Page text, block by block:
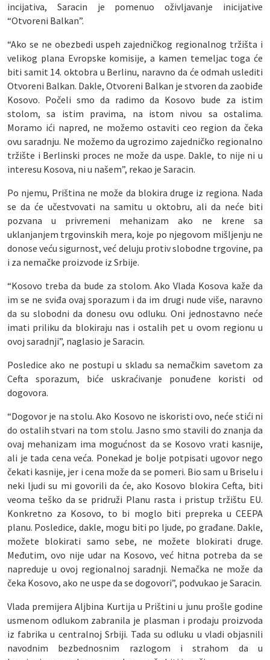
incijativa, Saracin je pomenuo oživljavanje inicijative
“Otvoreni Balkan”.
“Ako se ne obezbedi uspeh zajedničkog regionalnog tržišta i
velikog plana Evropske komisije, a kamen temeljac toga će
biti samit 14. oktobra u Berlinu, naravno da će odmah uslediti
Otvoreni Balkan. Dakle, Otvoreni Balkan je stvoren da zaobiđe
Kosovo. Počeli smo da radimo da Kosovo bude za istim
stolom, sa istim pravima, na istom nivou sa ostalima.
Moramo ići napred, ne možemo ostaviti ceo region da čeka
ovu saradnju. Ne možemo da ugrozimo zajedničko regionalno
tržište i Berlinski proces ne može da uspe. Dakle, to nije ni u
interesu Kosova, ni u našem”, rekao je Saracin.
Po njemu, Priština ne može da blokira druge iz regiona. Nada
se da će učestvovati na samitu u oktobru, ali da neće biti
pozvana u privremeni mehanizam ako ne krene sa
uklanjanjem trgovinskih mera, koje po njegovom mišljenju ne
donose veću sigurnost, već deluju protiv slobodne trgovine, pa
i za nemačke proizvode iz Srbije.
“Kosovo treba da bude za stolom. Ako Vlada Kosova kaže da
im se ne sviđa ovaj sporazum i da im drugi nude više, naravno
da su slobodni da donesu ovu odluku. Oni jednostavno neće
imati priliku da blokiraju nas i ostalih pet u ovom regionu u
ovoj saradnji”, naglasio je Saracin.
Posledice ako ne postupi u skladu sa nemačkim savetom za
Cefta sporazum, biće uskraćivanje ponuđene koristi od
dogovora.
“Dogovor je na stolu. Ako Kosovo ne iskoristi ovo, neće stići ni
do ostalih stvari na tom stolu. Jasno smo stavili do znanja da
ovaj mehanizam ima mogućnost da se Kosovo vrati kasnije,
ali je tada cena veća. Ponekad je bolje potpisati ugovor nego
čekati kasnije, jer i cena može da se pomeri. Bio sam u Briselu i
neki ljudi su mi govorili da će, ako Kosovo blokira Cefta, biti
veoma teško da se pridruži Planu rasta i pristup tržištu EU.
Konkretno za Kosovo, to bi moglo biti prepreka u CEEPA
planu. Posledice, dakle, mogu biti po ljude, po građane. Dakle,
možete blokirati samo sebe, ne možete blokirati druge.
Međutim, ovo nije udar na Kosovo, već hitna potreba da se
napreduje u ovoj regionalnoj saradnji. Nemačka ne može da
čeka Kosovo, ako ne uspe da se dogovori”, podvukao je Saracin.
Vlada premijera Aljbina Kurtija u Prištini u junu prošle godine
usmenom odlukom zabranila je plasman i prodaju proizvoda
iz fabrika u centralnoj Srbiji. Tada su odluku u vladi objasnili
navodnim bezbednosnim razlogom i strahom da u